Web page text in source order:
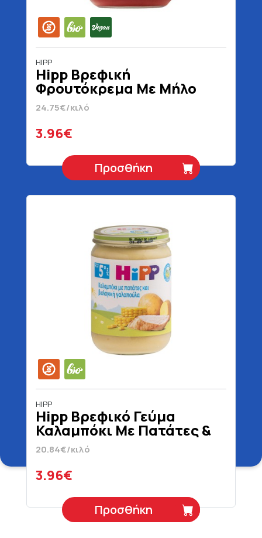
HIPP
Hipp Βρεφική
Φρουτόκρεμα Με Μήλο
Φράουλα & Βατόμουρο 5+
Μηνών Χωρίς Προσθήκη
Ζάχαρης Βιολογικό Χωρίς
Γλουτένη Vegan 160 gr
24.75€/κιλό
3.96€
Προσθήκη
HIPP
Hipp Βρεφικό Γεύμα
Καλαμπόκι Με Πατάτες &
Γαλοπούλα 5+ Μηνών
Βιολογικό Χωρίς Γλουτένη
190 gr
20.84€/κιλό
3.96€
Προσθήκη